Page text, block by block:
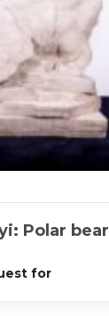
Polar bear
for